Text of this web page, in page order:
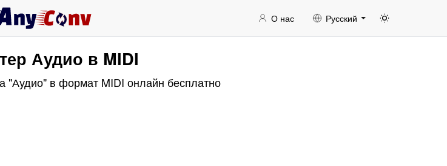
О нас Русский
Аудио в MIDI
"Аудио" в формат MIDI онлайн бесплатно